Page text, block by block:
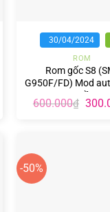
30/04/2024
ROM
Rom gốc S8
G950F/FD) Mod
nguồn
600.000₫ Giá
-50%